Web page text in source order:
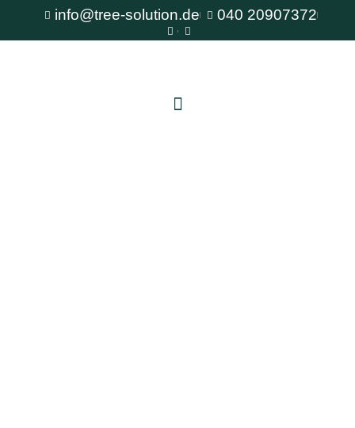
info@tree-solution.de 040 20907372